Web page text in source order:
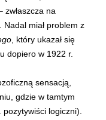
na
miał problem z
, który ukazał się
dopiero w 1922 r.
sensacją,
gdzie w tamtym
pozytywiści logiczni).